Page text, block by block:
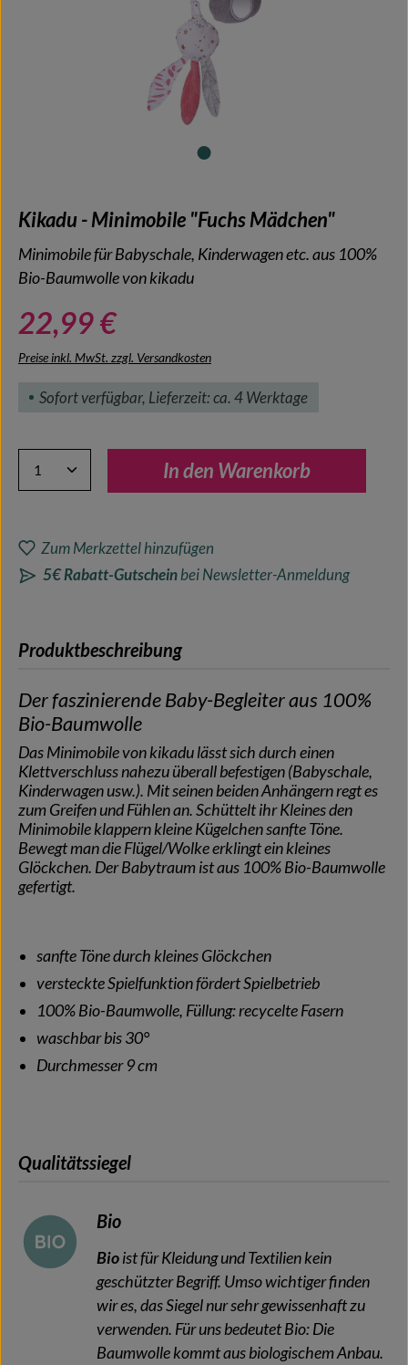
Kikadu - Minimobile "Fuchs Mädchen"
Minimobile für Babyschale, Kinderwagen etc. aus 100%
Bio-Baumwolle von kikadu
22,99 €
Preise inkl. MwSt. zzgl. Versandkosten
Sofort verfügbar, Lieferzeit: ca. 4 Werktage
Produkt Anzahl: Gib den gewünschten Wert ein oder
In den Warenkorb
Zum Merkzettel hinzufügen
5€ Rabatt-Gutscheinbei Newsletter-Anmeldung
Produktbeschreibung
Der faszinierende Baby-Begleiter aus 100%
Bio-Baumwolle
Das Minimobile von kikadu lässt sich durch einen
Klettverschluss nahezu überall befestigen (Babyschale,
Kinderwagen usw.). Mit seinen beiden Anhängern regt es
zum Greifen und Fühlen an. Schüttelt ihr Kleines den
Minimobile klappern kleine Kügelchen sanfte Töne.
Bewegt man die Flügel/Wolke erklingt ein kleines
Glöckchen. Der Babytraum ist aus 100% Bio-Baumwolle
gefertigt.
sanfte Töne durch kleines Glöckchen
versteckte Spielfunktion fördert Spielbetrieb
100% Bio-Baumwolle, Füllung: recycelte Fasern
waschbar bis 30°
Durchmesser 9 cm
Qualitätssiegel
Bio
Bioist für Kleidung und Textilien kein
geschützter Begriff. Umso wichtiger finden
wir es, das Siegel nur sehr gewissenhaft zu
verwenden. Für uns bedeutet Bio: Die
Baumwolle kommt aus biologischem Anbau.